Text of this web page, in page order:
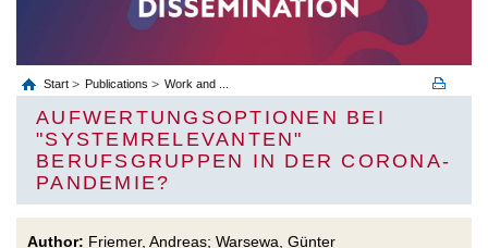
Start Publications Work and ...
AUFWERTUNGSOPTIONEN BEI
"SYSTEMRELEVANTEN"
BERUFSGRUPPEN IN DER CORONA-
PANDEMIE?
Author: Friemer, Andreas; Warsewa, Günter